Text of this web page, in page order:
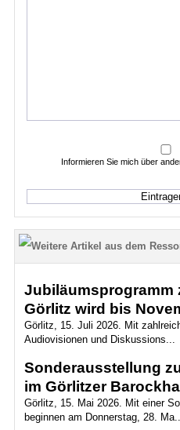
Informieren Sie mich über
Jubiläumsprogramm
Görlitz wird bis
Görlitz, 15. Juli 2026. Mit
Audiovisionen und Diskussions...
Sonderausstellung
im Görlitzer
Görlitz, 15. Mai 2026. Mit einer
beginnen am Donnerstag, 28.